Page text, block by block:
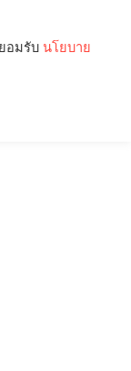
อมรับ นโยบาย